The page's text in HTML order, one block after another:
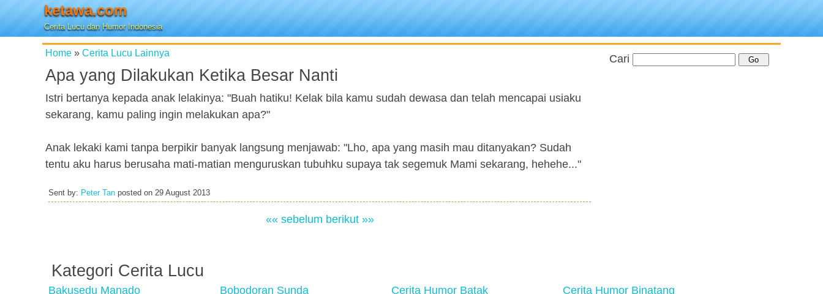
ketawa.com
Cerita Lucu dan Humor Indonesia
Home » Cerita Lucu Lainnya
Apa yang Dilakukan Ketika Besar Nanti
Istri bertanya kepada anak lelakinya: "Buah hatiku! Kelak bila kamu sudah dewasa dan telah mencapai usiaku
sekarang, kamu paling ingin melakukan apa?"
Anak lekaki kami tanpa berpikir banyak langsung menjawab: "Lho, apa yang masih mau ditanyakan? Sudah
tentu aku harus berusaha mati-matian menguruskan tubuhku supaya tak segemuk Mami sekarang, hehehe..."
Sent by: Peter Tan posted on 29 August 2013
«« sebelum berikut »»
Cari
Kategori Cerita Lucu
Bakusedu Manado Bobodoran Sunda Cerita Humor Batak
Cerita Humor Binatang